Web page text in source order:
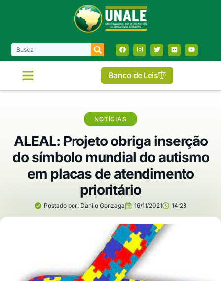
Banco de Leis
NOTÍCIAS
ALEAL: Projeto obriga inserção
do símbolo mundial do autismo
em placas de atendimento
prioritário
Postado por: Danilo Gonzaga 16/11/2021 14:23